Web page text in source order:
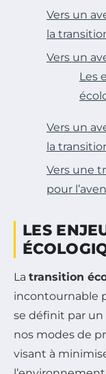
Vers un
la
Vers un
Les
Vers un
la
Vers une
pour
LES
La transition
incontournable
se définit par
nos modes de
visant à